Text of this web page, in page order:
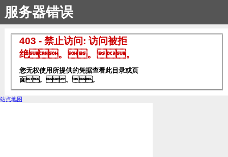
服务器错误
403 - 禁止访问: 访问被拒
绝。。。
您无权使用所提供的凭据查看此目录或页
面。。。
站点地图